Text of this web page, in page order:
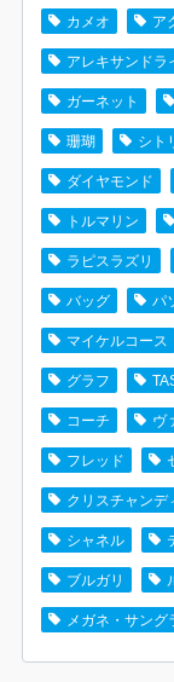
カメオ ア
アレキサンドラ
ガーネット
珊瑚 シト
ダイヤモンド
トルマリン
ラピスラズリ
バッグ パ
マイケルコース
グラフ
コーチ ヴ
フレッド
クリスチャンデ
シャネル
ブルガリ
メガネ・サング